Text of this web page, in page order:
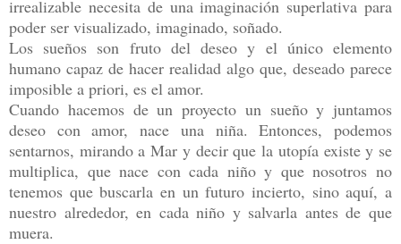
irrealizable necesita de una imaginación superlativa para
poder ser visualizado, imaginado, soñado.
Los sueños son fruto del deseo y el único elemento
humano capaz de hacer realidad algo que, deseado parece
imposible a priori, es el amor.
Cuando hacemos de un proyecto un sueño y juntamos
deseo con amor, nace una niña. Entonces, podemos
sentarnos, mirando a Mar y decir que la utopía existe y se
multiplica, que nace con cada niño y que nosotros no
tenemos que buscarla en un futuro incierto, sino aquí, a
nuestro alrededor, en cada niño y salvarla antes de que
muera.